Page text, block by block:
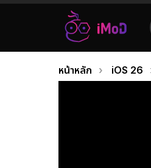
เรื่อง
คุณอยู่ที่นี่:
หน้าหลัก iOS 26